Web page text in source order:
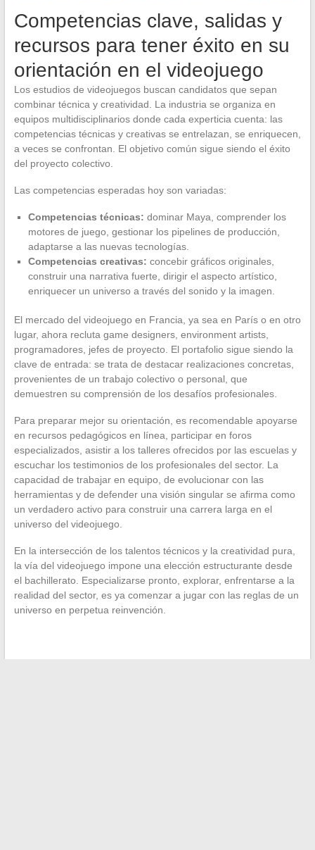
Competencias clave, salidas y
recursos para tener éxito en su
orientación en el videojuego
Los estudios de videojuegos buscan candidatos que sepan
combinar técnica y creatividad. La industria se organiza en
equipos multidisciplinarios donde cada experticia cuenta: las
competencias técnicas y creativas se entrelazan, se enriquecen,
a veces se confrontan. El objetivo común sigue siendo el éxito
del proyecto colectivo.
Las competencias esperadas hoy son variadas:
Competencias técnicas: dominar Maya, comprender los
motores de juego, gestionar los pipelines de producción,
adaptarse a las nuevas tecnologías.
Competencias creativas: concebir gráficos originales,
construir una narrativa fuerte, dirigir el aspecto artístico,
enriquecer un universo a través del sonido y la imagen.
El mercado del videojuego en Francia, ya sea en París o en otro
lugar, ahora recluta game designers, environment artists,
programadores, jefes de proyecto. El portafolio sigue siendo la
clave de entrada: se trata de destacar realizaciones concretas,
provenientes de un trabajo colectivo o personal, que
demuestren su comprensión de los desafíos profesionales.
Para preparar mejor su orientación, es recomendable apoyarse
en recursos pedagógicos en línea, participar en foros
especializados, asistir a los talleres ofrecidos por las escuelas y
escuchar los testimonios de los profesionales del sector. La
capacidad de trabajar en equipo, de evolucionar con las
herramientas y de defender una visión singular se afirma como
un verdadero activo para construir una carrera larga en el
universo del videojuego.
En la intersección de los talentos técnicos y la creatividad pura,
la vía del videojuego impone una elección estructurante desde
el bachillerato. Especializarse pronto, explorar, enfrentarse a la
realidad del sector, es ya comenzar a jugar con las reglas de un
universo en perpetua reinvención.